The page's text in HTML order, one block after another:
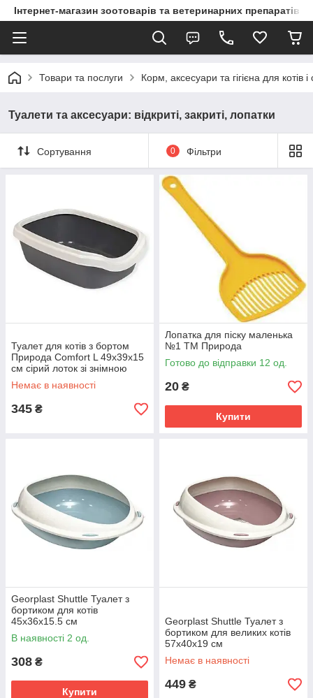
Інтернет-магазин зоотоварів та ветеринарних препаратів
Товари та послуги Корм, аксесуари та гігієна для котів і
Туалети та аксесуари: відкриті, закриті, лопатки
Сортування 0 Фільтри
Туалет для котів з бортом
Природа Comfort L 49х39х15
см сірий лоток зі знімною
рамкою для кошенят та
дорослих кішок
Немає в наявності
345 ₴
Лопатка для піску маленька
№1 ТМ Природа
Готово до відправки 12 од.
20 ₴
Купити
Georplast Shuttle Туалет з
бортиком для котів
45x36x15.5 см
В наявності 2 од.
308 ₴
Купити
Georplast Shuttle Туалет з
бортиком для великих котів
57x40x19 см
Немає в наявності
449 ₴